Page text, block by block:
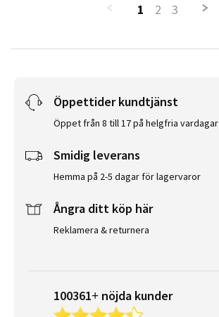
1 2 3
Öppettider kundtjänst
Öppet från 8 till 17 på helgfria vardagar
Smidig leverans
Hemma på 2-5 dagar för lagervaror
Ångra ditt köp här
Reklamera & returnera
100361+ nöjda kunder